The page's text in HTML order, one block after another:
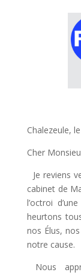
Chalezeule,
Cher
Je reviens
cabinet de
l’octroi
heurtons
nos Élus,
notre cause.
Nous